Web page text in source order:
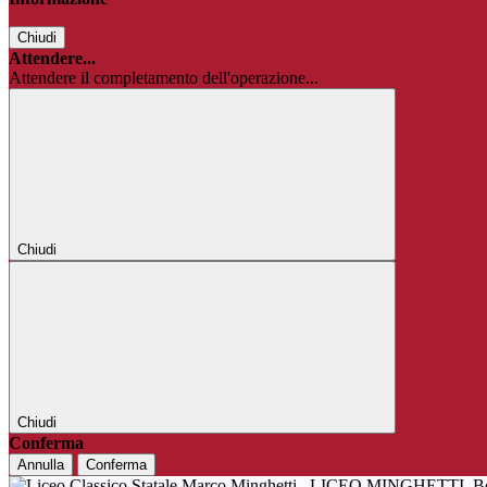
Chiudi
Attendere...
Attendere il completamento dell'operazione...
Chiudi
Chiudi
Conferma
Annulla Conferma